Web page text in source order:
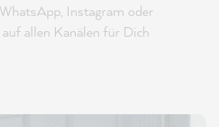
Instagram oder
allen Kanälen für Dich